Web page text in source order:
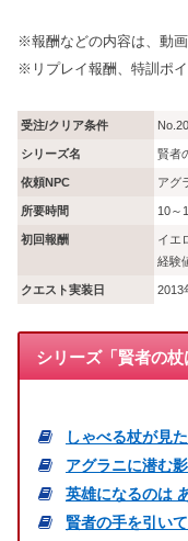
※報酬などの内容は、動画
※リプレイ報酬、特訓ポ
受注/クリア条件
シリーズ名 賢者
依頼NPC アグ
所要時間 10～
初回報酬
イエ
経験
クエスト実装日 2013
シリーズ「賢者の杖
しゃべる杖が見た
アグラニに潜む影
英雄になるのは
賢者の手を引いて